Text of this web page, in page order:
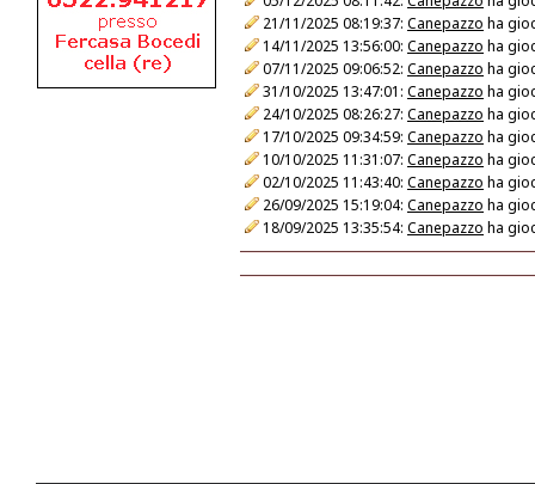
21/11/2025 08:19:37: Canepazzo ha
14/11/2025 13:56:00: Canepazzo ha
07/11/2025 09:06:52: Canepazzo ha
31/10/2025 13:47:01: Canepazzo ha
24/10/2025 08:26:27: Canepazzo ha
17/10/2025 09:34:59: Canepazzo ha
10/10/2025 11:31:07: Canepazzo ha
02/10/2025 11:43:40: Canepazzo ha
26/09/2025 15:19:04: Canepazzo ha
18/09/2025 13:35:54: Canepazzo ha